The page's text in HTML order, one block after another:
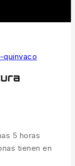
5 horas
tienen en